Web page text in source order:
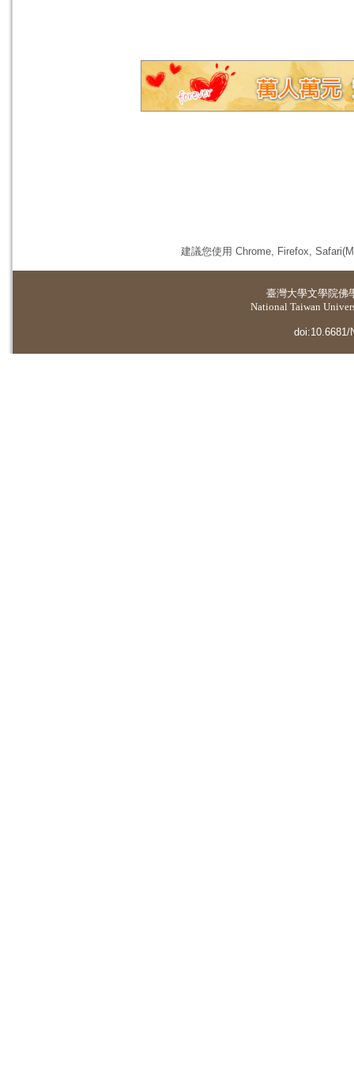
建議您使用 Chrome, Firefox,
臺灣大學文學院佛
National Taiwan
doi:10.6681/